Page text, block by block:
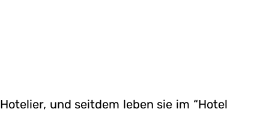
Hotelier, und seitdem leben sie im “Hotel